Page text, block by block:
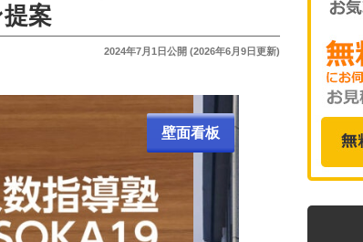
案
投
2024年7月1日公開 (2026年6月9日更新)
壁面看板